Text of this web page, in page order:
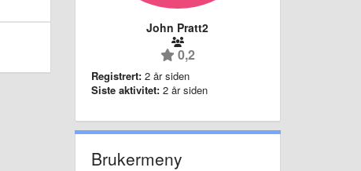
John Pratt2
0,2
Registrert: 2 år siden
Siste aktivitet: 2 år siden
Brukermeny